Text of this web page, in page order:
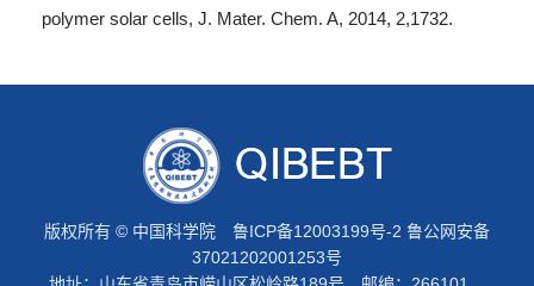
polymer solar cells, J. Mater. Chem. A, 2014, 2,1732.
版权所有 © 中国科学院 鲁ICP备12003199号-2 鲁公网安备
37021202001253号